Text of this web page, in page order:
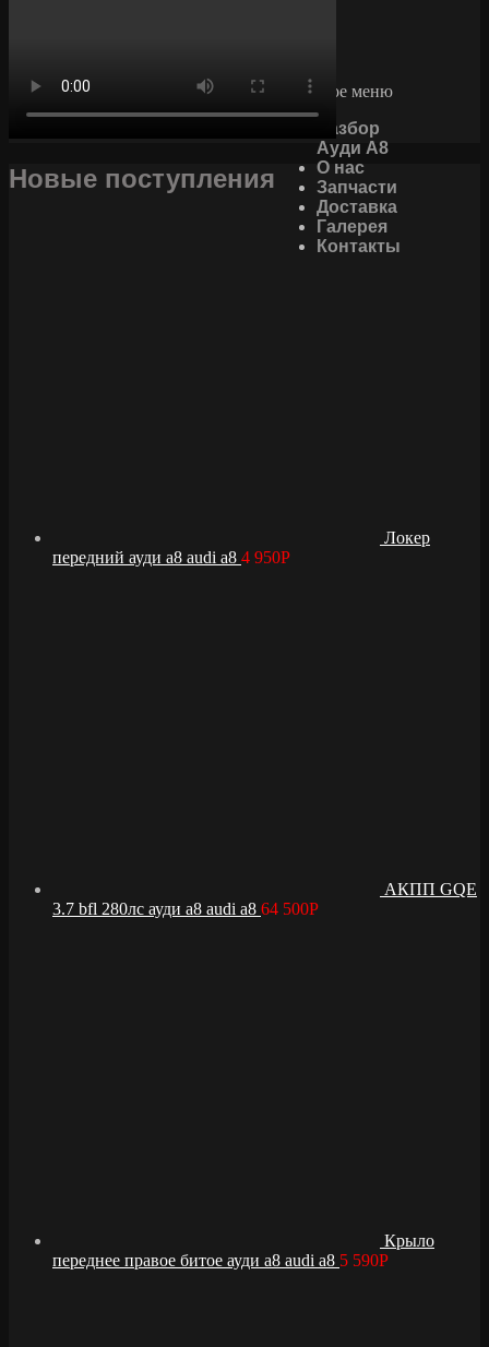
Основное меню
Разбор
Ауди А8
О нас
Запчасти
Доставка
Галерея
Контакты
Новые поступления
Локер
передний ауди а8 audi a8 4 950Р
АКПП GQE
3.7 bfl 280лс ауди а8 audi a8 64 500Р
Крыло
переднее правое битое ауди а8 audi a8 5 590Р